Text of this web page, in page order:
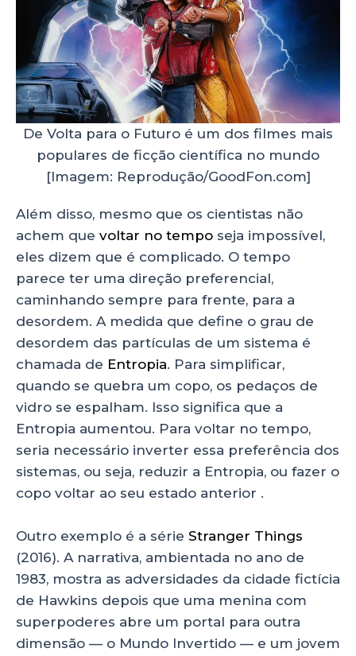
De Volta para o Futuro é um dos filmes mais
populares de ficção científica no mundo
[Imagem: Reprodução/GoodFon.com]
Além disso, mesmo que os cientistas não
achem que voltar no tempo seja impossível,
eles dizem que é complicado. O tempo
parece ter uma direção preferencial,
caminhando sempre para frente, para a
desordem. A medida que define o grau de
desordem das partículas de um sistema é
chamada de Entropia. Para simplificar,
quando se quebra um copo, os pedaços de
vidro se espalham. Isso significa que a
Entropia aumentou. Para voltar no tempo,
seria necessário inverter essa preferência dos
sistemas, ou seja, reduzir a Entropia, ou fazer o
copo voltar ao seu estado anterior .
Outro exemplo é a série Stranger Things
(2016). A narrativa, ambientada no ano de
1983, mostra as adversidades da cidade fictícia
de Hawkins depois que uma menina com
superpoderes abre um portal para outra
dimensão — o Mundo Invertido — e um jovem